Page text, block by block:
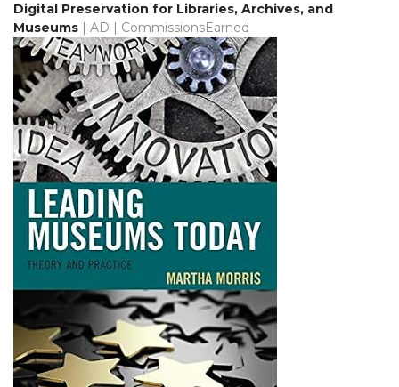
Digital Preservation for Libraries, Archives, and
Museums | AD | CommissionsEarned